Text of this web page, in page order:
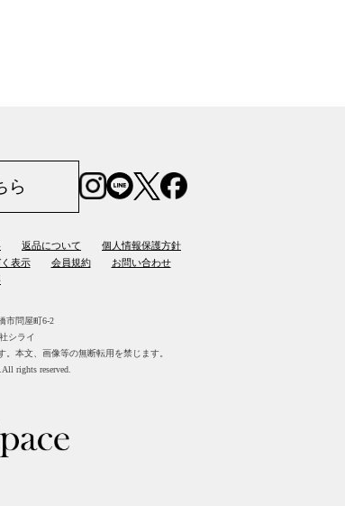
ら
返品について
個人情報保護方針
表示 会員規約
お問い合わせ
市問屋町6-2
シライ
。 本文、画像等の無断転用を禁じます。
rights reserved.